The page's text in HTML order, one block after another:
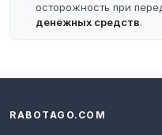
осторожность при
денежных средств.
RABOTAGO.COM